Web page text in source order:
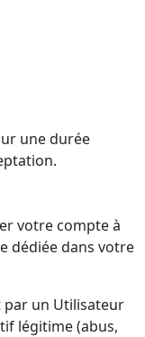
une durée
votre compte à
dédiée dans votre
par un Utilisateur
légitime (abus,